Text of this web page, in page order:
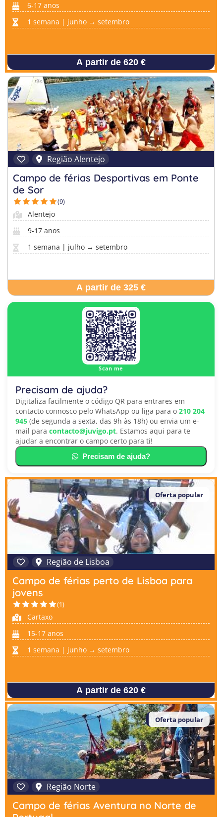
6-17 anos
1 semana | junho → setembro
A partir de 620 €
Região Alentejo
Campo de férias Desportivas em Ponte
de Sor
(9)
Alentejo
9-17 anos
1 semana | julho → setembro
A partir de 325 €
Scan me
Precisam de ajuda?
Digitaliza facilmente o código QR para entrares em
contacto connosco pelo WhatsApp ou liga para o 210 204
945 (de segunda a sexta, das 9h às 18h) ou envia um e-
mail para contacto@juvigo.pt. Estamos aqui para te
ajudar a encontrar o campo certo para ti!
Precisam de ajuda?
Oferta popular
Região de Lisboa
Campo de férias perto de Lisboa para
jovens
(1)
Cartaxo
15-17 anos
1 semana | junho → setembro
A partir de 620 €
Oferta popular
Região Norte
Campo de férias Aventura no Norte de